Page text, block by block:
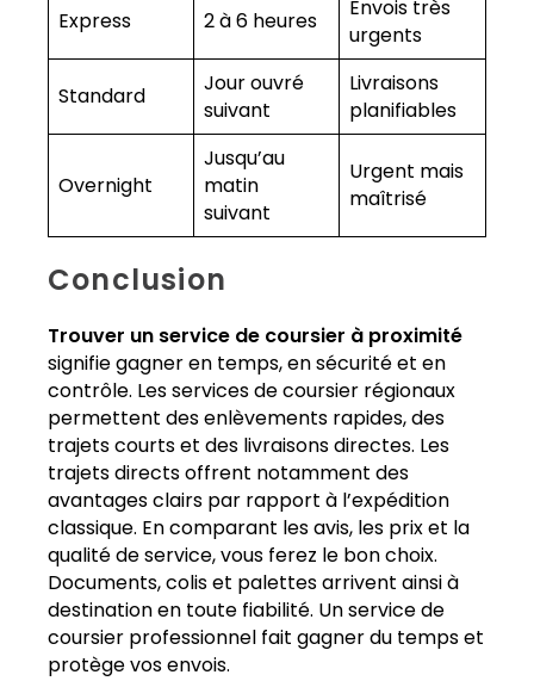
Express 2 à 6 heures
Envois très
urgents
Standard
Jour ouvré
suivant
Livraisons
planifiables
Overnight
Jusqu’au
matin
suivant
Urgent mais
maîtrisé
Conclusion
Trouver un service de coursier à proximité
signifie gagner en temps, en sécurité et en
contrôle. Les services de coursier régionaux
permettent des enlèvements rapides, des
trajets courts et des livraisons directes. Les
trajets directs offrent notamment des
avantages clairs par rapport à l’expédition
classique. En comparant les avis, les prix et la
qualité de service, vous ferez le bon choix.
Documents, colis et palettes arrivent ainsi à
destination en toute fiabilité. Un service de
coursier professionnel fait gagner du temps et
protège vos envois.